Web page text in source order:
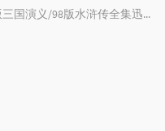
文
章
86版西游记/87版红楼梦/94版三国演义/98版水浒传全集迅雷下载